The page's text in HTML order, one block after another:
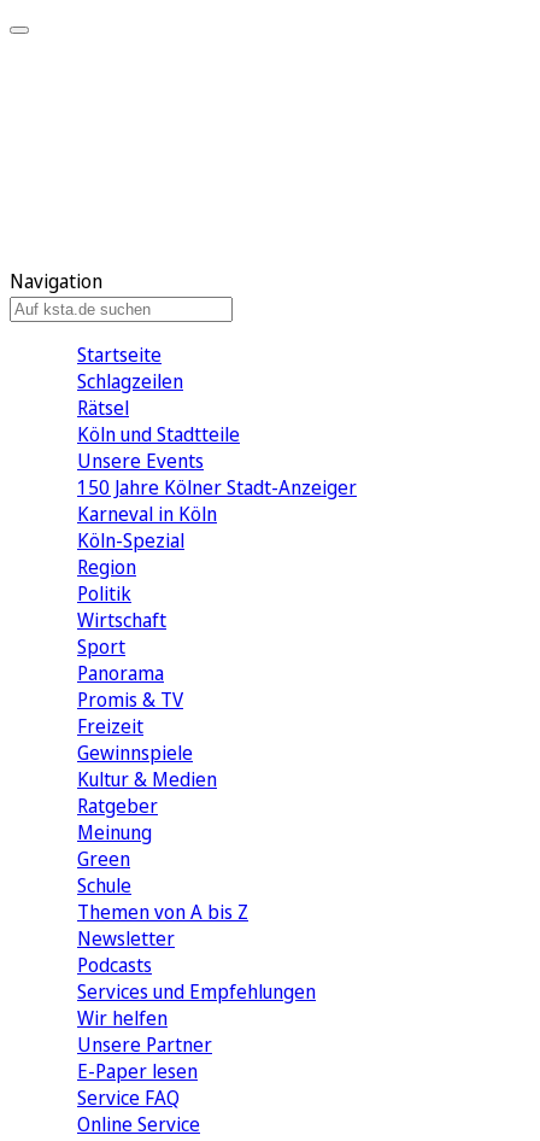
Navigation
Startseite
Schlagzeilen
Rätsel
Köln und Stadtteile
Unsere Events
150 Jahre Kölner Stadt-Anzeiger
Karneval in Köln
Köln-Spezial
Region
Politik
Wirtschaft
Sport
Panorama
Promis & TV
Freizeit
Gewinnspiele
Kultur & Medien
Ratgeber
Meinung
Green
Schule
Themen von A bis Z
Newsletter
Podcasts
Services und Empfehlungen
Wir helfen
Unsere Partner
E-Paper lesen
Service FAQ
Online Service